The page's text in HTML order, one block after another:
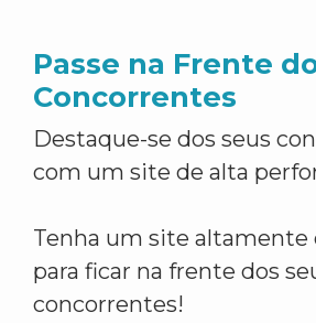
Passe na Frente
Concorrentes
Destaque-se dos seus
com um site de alta
Tenha um site
para ficar na frente dos
concorrentes!